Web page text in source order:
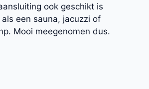
ook geschikt is
een sauna, jacuzzi of
Mooi meegenomen dus.